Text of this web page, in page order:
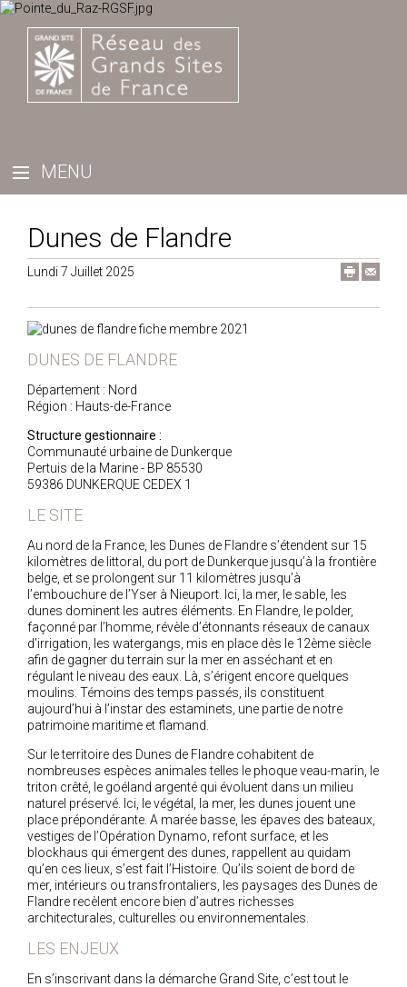
Dunes de Flandre
Lundi 7 Juillet 2025
DUNES DE FLANDRE
Département : Nord
Région : Hauts-de-France
Structure gestionnaire :
Communauté urbaine de Dunkerque
Pertuis de la Marine - BP 85530
59386 DUNKERQUE CEDEX 1
LE SITE
Au nord de la France, les Dunes de Flandre s’étendent sur 15
kilomètres de littoral, du port de Dunkerque jusqu’à la frontière
belge, et se prolongent sur 11 kilomètres jusqu’à
l’embouchure de l’Yser à Nieuport. Ici, la mer, le sable, les
dunes dominent les autres éléments. En Flandre, le polder,
façonné par l’homme, révèle d’étonnants réseaux de canaux
d’irrigation, les watergangs, mis en place dès le 12ème siècle
afin de gagner du terrain sur la mer en asséchant et en
régulant le niveau des eaux. Là, s’érigent encore quelques
moulins. Témoins des temps passés, ils constituent
aujourd’hui à l’instar des estaminets, une partie de notre
patrimoine maritime et flamand.
Sur le territoire des Dunes de Flandre cohabitent de
nombreuses espèces animales telles le phoque veau-marin, le
triton crêté, le goéland argenté qui évoluent dans un milieu
naturel préservé. Ici, le végétal, la mer, les dunes jouent une
place prépondérante. A marée basse, les épaves des bateaux,
vestiges de l’Opération Dynamo, refont surface, et les
blockhaus qui émergent des dunes, rappellent au quidam
qu’en ces lieux, s’est fait l’Histoire. Qu’ils soient de bord de
mer, intérieurs ou transfrontaliers, les paysages des Dunes de
Flandre recèlent encore bien d’autres richesses
architecturales, culturelles ou environnementales.
LES ENJEUX
En s’inscrivant dans la démarche Grand Site, c’est tout le